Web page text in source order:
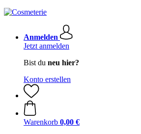
Anmelden
Jetzt anmelden
Bist du neu hier?
Konto erstellen
Warenkorb 0,00 €